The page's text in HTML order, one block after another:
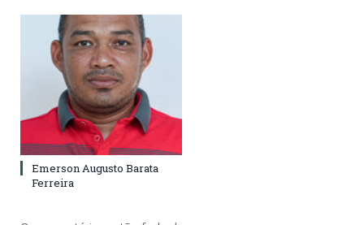
Emerson Augusto Barata
Ferreira